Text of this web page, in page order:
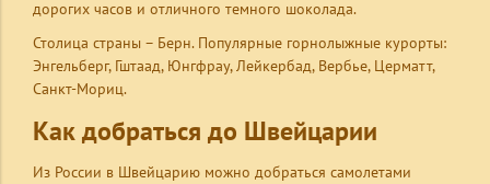
дорогих часов и отличного темного шоколада.
Столица страны – Берн. Популярные горнолыжные курорты:
Энгельберг, Гштаад, Юнгфрау, Лейкербад, Вербье, Церматт,
Санкт-Мориц.
Как добраться до Швейцарии
Из России в Швейцарию можно добраться самолетами